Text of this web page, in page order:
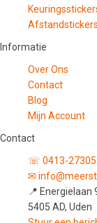
Afstandstickers
Informatie
Over Ons
Contact
Blog
Mijn Account
Contact
☏ 0413-
✉
📍 Energielaan
5405 AD, Uden